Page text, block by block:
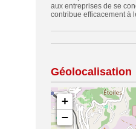
aux entreprises de se
contribue efficacement à
Géolocalisation
+
−